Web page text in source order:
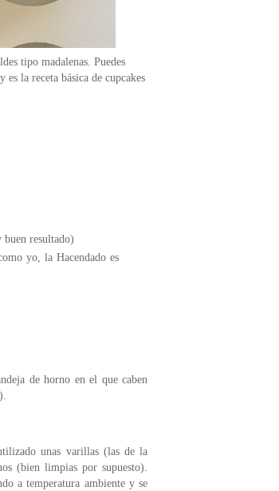
tipo madalenas. Puedes
la receta básica de cupcakes
resultado)
yo, la Hacendado es
de horno en el que caben
unas varillas (las de la
(bien limpias por supuesto).
a temperatura ambiente y se